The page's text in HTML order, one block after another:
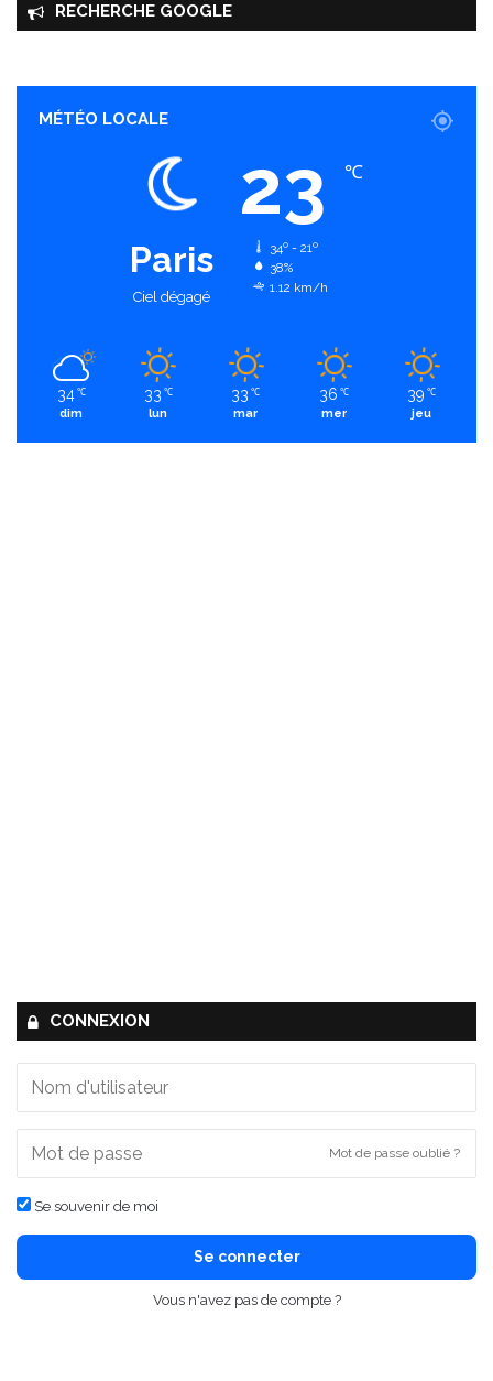
RECHERCHE GOOGLE
MÉTÉO LOCALE
Paris
Ciel dégagé
23 ℃
34º - 21º
38%
1.12 km/h
34 ℃
dim
33 ℃
lun
33 ℃
mar
36 ℃
mer
39 ℃
jeu
CONNEXION
Mot de passe oublié ?
Se souvenir de moi
Se connecter
Vous n'avez pas de compte ?